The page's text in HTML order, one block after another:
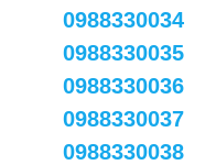
0988330034
0988330035
0988330036
0988330037
0988330038